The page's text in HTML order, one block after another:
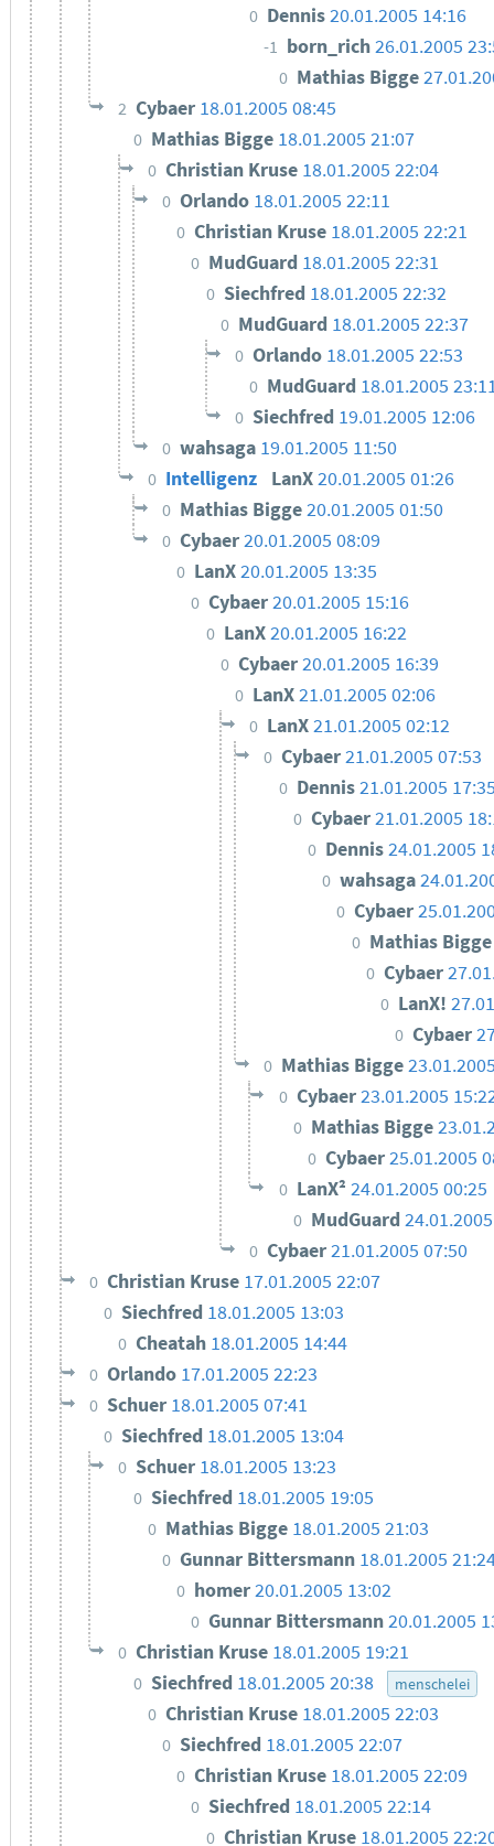
0 Dennis20.01.2005 14:16
-1 born_rich26.01.2005
0 Mathias Bigge
2 Cybaer 18.01.2005 08:45
0 Mathias Bigge 18.01.2005 21:07
0 Christian Kruse 18.01.2005 22:04
0 Orlando 18.01.2005 22:11
0 Christian Kruse 18.01.2005 22:21
0 MudGuard 18.01.2005 22:31
0 Siechfred 18.01.2005 22:32
0 MudGuard 18.01.2005 22:37
0 Orlando 18.01.2005 22:53
0 MudGuard 18.01.2005
0 Siechfred 19.01.2005 12:06
0 wahsaga 19.01.2005 11:50
0 Intelligenz LanX20.01.2005 01:26
0 Mathias Bigge20.01.2005 01:50
0 Cybaer20.01.2005 08:09
0 LanX20.01.2005 13:35
0 Cybaer20.01.2005 15:16
0 LanX20.01.2005 16:22
0 Cybaer20.01.2005 16:39
0 LanX21.01.2005 02:06
0 LanX21.01.2005 02:12
0 Cybaer21.01.2005 07:53
0 Dennis21.01.2005
0 Cybaer21.01.2005
0 Dennis24.01.2005
0 wahsaga
0 Cybaer
0 Mathias
0 Cybaer
0 LanX!
0 Cybaer
0 Mathias Bigge
0 Cybaer23.01.2005
0 Mathias Bigge
0 Cybaer25.01.2005
0 LanX² 24.01.2005 00:25
0 MudGuard
0 Cybaer21.01.2005 07:50
0 Christian Kruse 17.01.2005 22:07
0 Siechfred 18.01.2005 13:03
0 Cheatah 18.01.2005 14:44
0 Orlando 17.01.2005 22:23
0 Schuer 18.01.2005 07:41
0 Siechfred 18.01.2005 13:04
0 Schuer 18.01.2005 13:23
0 Siechfred 18.01.2005 19:05
0 Mathias Bigge 18.01.2005 21:03
0 Gunnar Bittersmann 18.01.2005
0 homer20.01.2005 13:02
0 Gunnar Bittersmann20.01.2005
0 Christian Kruse 18.01.2005 19:21
0 Siechfred 18.01.2005 20:38 menschelei
0 Christian Kruse 18.01.2005 22:03
0 Siechfred 18.01.2005 22:07
0 Christian Kruse 18.01.2005 22:09
0 Siechfred 18.01.2005 22:14
0 Christian Kruse 18.01.2005